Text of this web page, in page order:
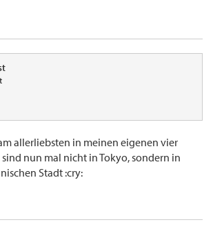
allerliebsten in meinen eigenen vier
nun mal nicht in Tokyo, sondern in
Stadt :cry: